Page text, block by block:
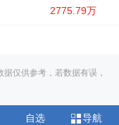
2775.79万
仅供参考，若数据有误，
自选 导航